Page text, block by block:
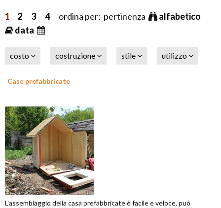
1 2 3 4ordina per: pertinenza
alfabetico
data
costo costruzione stile utilizzo
Case prefabbricate
L'assemblaggio della casa prefabbricate è facile e veloce, può